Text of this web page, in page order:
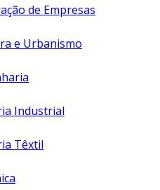
de Empresas
e Urbanismo
Industrial
Têxtil